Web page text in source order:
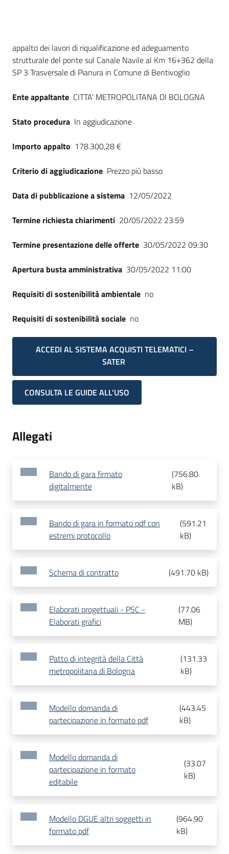
Dati del bando
appalto dei lavori di riqualificazione ed adeguamento
strutturale del ponte sul Canale Navile al Km 16+362 della
SP 3 Trasversale di Pianura in Comune di Bentivoglio
Ente appaltante CITTA' METROPOLITANA DI BOLOGNA
Stato procedura In aggiudicazione
Importo appalto 178.300,28 €
Criterio di aggiudicazione Prezzo più basso
Data di pubblicazione a sistema 12/05/2022
Termine richiesta chiarimenti 20/05/2022 23:59
Termine presentazione delle offerte 30/05/2022 09:30
Apertura busta amministrativa 30/05/2022 11:00
Requisiti di sostenibilità ambientale no
Requisiti di sostenibilità sociale no
ACCEDI AL SISTEMA ACQUISTI TELEMATICI –
SATER
CONSULTA LE GUIDE ALL'USO
Allegati
Bando di gara firmato
digitalmente
(756.80
kB)
Bando di gara in formato pdf con
estremi protocollo
(591.21
kB)
Schema di contratto (491.70 kB)
Elaborati progettuali - PSC -
Elaborati grafici
(77.06
MB)
Patto di integrità della Città
metropolitana di Bologna
(131.33
kB)
Modello domanda di
partecipazione in formato pdf
(443.45
kB)
Modello domanda di
partecipazione in formato
editabile
(33.07
kB)
Modello DGUE altri soggetti in
formato pdf
(964.90
kB)